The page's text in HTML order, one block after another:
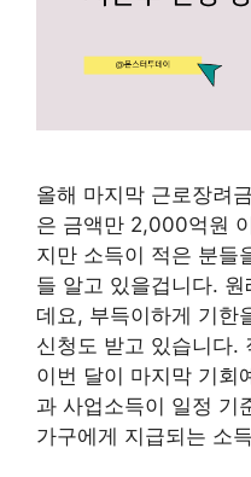
올해 마지막 근로장려
은 금액만 2,000억원
지만 소득이 적은 분들
들 알고 있을겁니다.
데요, 부득이하게 기한
신청도 받고 있습니다.
이번 달이 마지막 기회
과 사업소득이 일정 기
가구에게 지급되는 소